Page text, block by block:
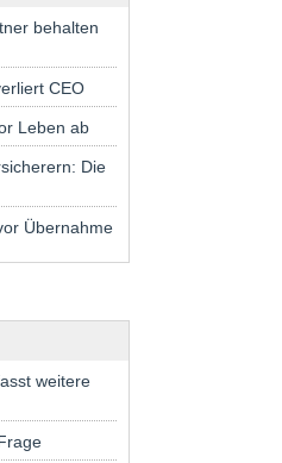
behalten
CEO
Leben ab
Die
Übernahme
weitere